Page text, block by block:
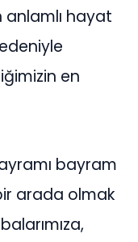
hayat
en
bayram
arada olmak